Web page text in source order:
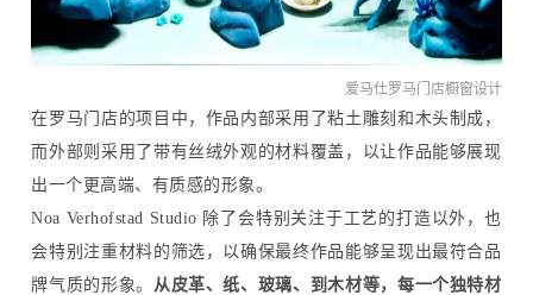
爱马仕罗马门店橱窗设计
在罗马门店的项目中，作品内部采用了粘土雕刻和木头制成，
而外部则采用了带有丝绒外观的材料覆盖，以让作品能够展现
出一个更高端、有质感的形象。
Noa Verhofstad Studio 除了会特别关注于工艺的打造以外，也
会特别注重材料的筛选，以确保最终作品能够呈现出最符合品
牌气质的形象。 从皮革、纸、玻璃、到木材等，每一个独特材